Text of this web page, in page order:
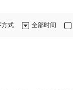
全部时间
方式